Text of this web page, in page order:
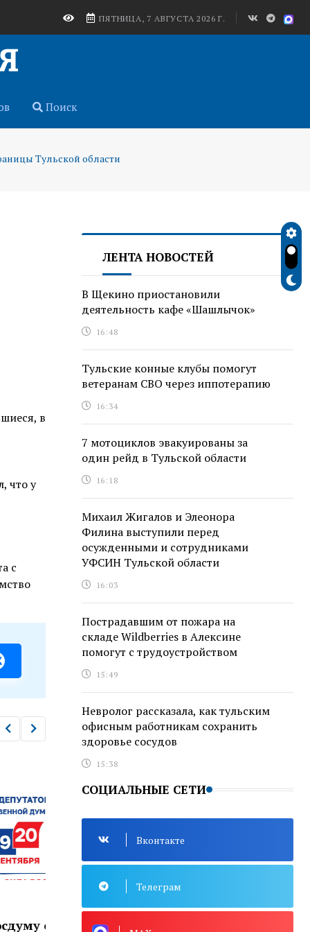
ПЯТНИЦА, 7 АВГУСТА 2026 Г.
Поиск
Тульской области
в
что у
с
В Тульской области
ЛЕНТА НОВОСТЕЙ
В Щекино приостановили
деятельность кафе «Шашлычок»
16:48
Тульские конные клубы помогут
ветеранам СВО через иппотерапию
16:34
7 мотоциклов эвакуированы за
один рейд в Тульской области
16:18
Михаил Жигалов и Элеонора
Филина выступили перед
осужденными и сотрудниками
УФСИН Тульской области
16:03
Пострадавшим от пожара на
складе Wildberries в Алексине
помогут с трудоустройством
15:49
Невролог рассказала, как тульским
офисным работникам сохранить
здоровье сосудов
15:38
СОЦИАЛЬНЫЕ СЕТИ
Вконтакте
Телеграм